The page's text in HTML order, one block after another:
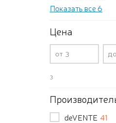
Показать все 6
Цена
от до
3
deVENTE 41